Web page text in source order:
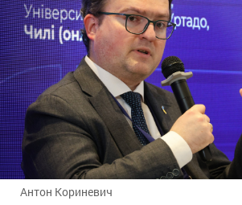
Антон Кориневич